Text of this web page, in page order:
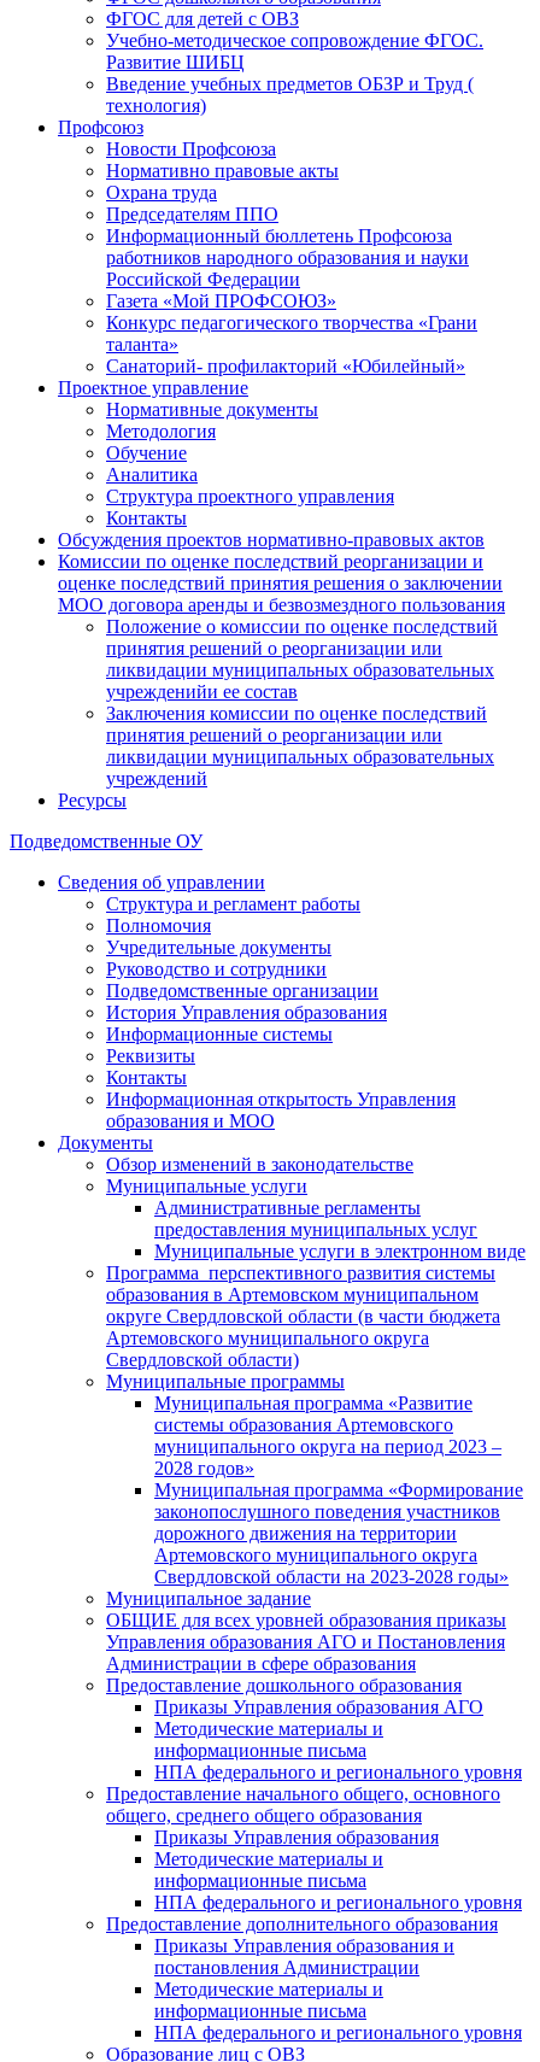
ФГОС для детей с ОВЗ
Учебно-методическое сопровождение ФГОС.
Развитие ШИБЦ
Введение учебных предметов ОБЗР и Труд (
технология)
Профсоюз
Новости Профсоюза
Нормативно правовые акты
Охрана труда
Председателям ППО
Информационный бюллетень Профсоюза
работников народного образования и науки
Российской Федерации
Газета «Мой ПРОФСОЮЗ»
Конкурс педагогического творчества «Грани
таланта»
Санаторий- профилакторий «Юбилейный»
Проектное управление
Нормативные документы
Методология
Обучение
Аналитика
Структура проектного управления
Контакты
Обсуждения проектов нормативно-правовых актов
Комиссии по оценке последствий реорганизации и
оценке последствий принятия решения о заключении
МОО договора аренды и безвозмездного пользования
Положение о комиссии по оценке последствий
принятия решений о реорганизации или
ликвидации муниципальных образовательных
учрежденийи ее состав
Заключения комиссии по оценке последствий
принятия решений о реорганизации или
ликвидации муниципальных образовательных
учреждений
Ресурсы
Подведомственные ОУ
Сведения об управлении
Структура и регламент работы
Полномочия
Учредительные документы
Руководство и сотрудники
Подведомственные организации
История Управления образования
Информационные системы
Реквизиты
Контакты
Информационная открытость Управления
образования и МОО
Документы
Обзор изменений в законодательстве
Муниципальные услуги
Административные регламенты
предоставления муниципальных услуг
Муниципальные услуги в электронном виде
Программа перспективного развития системы
образования в Артемовском муниципальном
округе Свердловской области (в части бюджета
Артемовского муниципального округа
Свердловской области)
Муниципальные программы
Муниципальная программа «Развитие
системы образования Артемовского
муниципального округа на период 2023 –
2028 годов»
Муниципальная программа «Формирование
законопослушного поведения участников
дорожного движения на территории
Артемовского муниципального округа
Свердловской области на 2023-2028 годы»
Муниципальное задание
ОБЩИЕ для всех уровней образования приказы
Управления образования АГО и Постановления
Администрации в сфере образования
Предоставление дошкольного образования
Приказы Управления образования АГО
Методические материалы и
информационные письма
НПА федерального и регионального уровня
Предоставление начального общего, основного
общего, среднего общего образования
Приказы Управления образования
Методические материалы и
информационные письма
НПА федерального и регионального уровня
Предоставление дополнительного образования
Приказы Управления образования и
постановления Администрации
Методические материалы и
информационные письма
НПА федерального и регионального уровня
Образование лиц с ОВЗ